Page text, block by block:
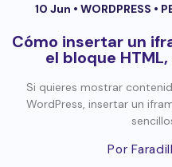
10 Jun • WORDPRESS •
Cómo insertar un
el bloque
Si quieres mostrar
WordPress, insertar un
Por